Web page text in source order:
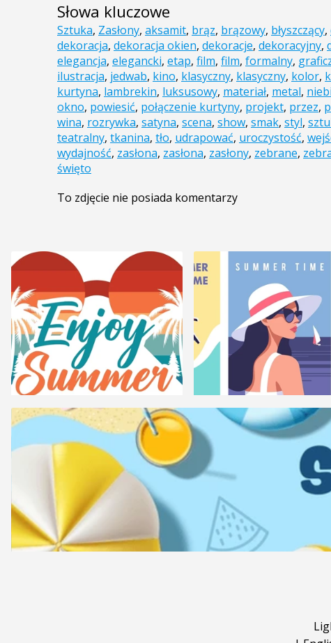
Słowa kluczowe
Sztuka, Zasłony, aksamit, brąz, brązowy, błyszczący,
dekoracja, dekoracja okien, dekoracje, dekoracyjny,
elegancja, elegancki, etap, film, film, formalny,
ilustracja, jedwab, kino, klasyczny, klasyczny, kolor,
kurtyna, lambrekin, luksusowy, materiał, metal,
okno, powiesić, połączenie kurtyny, projekt, przez,
wina, rozrywka, satyna, scena, show, smak, styl,
teatralny, tkanina, tło, udrapować, uroczystość,
wydajność, zasłona, zasłona, zasłony, zebrane,
święto
To zdjęcie nie posiada komentarzy